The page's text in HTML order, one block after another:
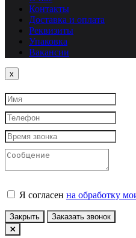
Контакты
Доставка и оплата
Реквизиты
Упаковка
Вакансии
x
Я согласен на обработку
Закрыть Заказать звонок